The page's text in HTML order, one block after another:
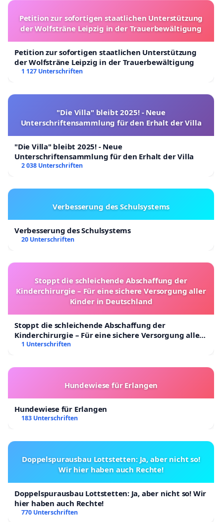
Petition zur sofortigen staatlichen Unterstützung
der Wolfsträne Leipzig in der Trauerbewältigung
Petition zur sofortigen staatlichen Unterstützung
der Wolfsträne Leipzig in der Trauerbewältigung
1 127 Unterschriften
"Die Villa" bleibt 2025! - Neue
Unterschriftensammlung für den Erhalt der Villa
"Die Villa" bleibt 2025! - Neue
Unterschriftensammlung für den Erhalt der Villa
2 038 Unterschriften
Verbesserung des Schulsystems
Verbesserung des Schulsystems
20 Unterschriften
Stoppt die schleichende Abschaffung der
Kinderchirurgie – Für eine sichere Versorgung aller
Kinder in Deutschland
Stoppt die schleichende Abschaffung der
Kinderchirurgie – Für eine sichere Versorgung aller
Kinder in Deutschland
1 Unterschriften
Hundewiese für Erlangen
Hundewiese für Erlangen
183 Unterschriften
Doppelspurausbau Lottstetten: Ja, aber nicht so!
Wir hier haben auch Rechte!
Doppelspurausbau Lottstetten: Ja, aber nicht so! Wir
hier haben auch Rechte!
770 Unterschriften